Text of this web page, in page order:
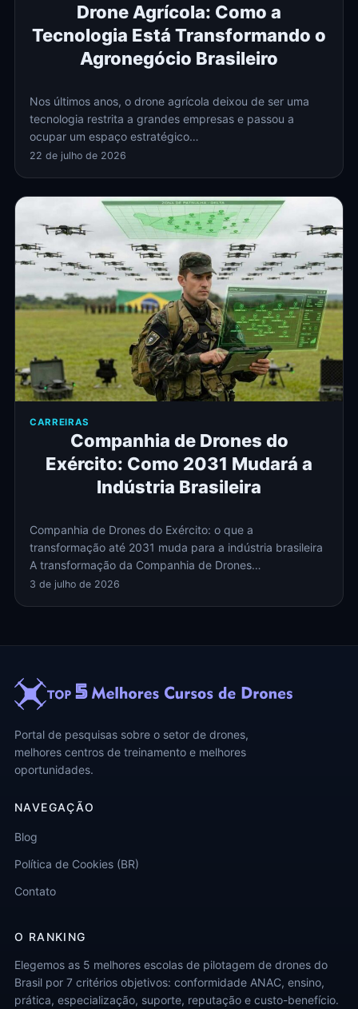
Drone Agrícola: Como a
Tecnologia Está Transformando o
Agronegócio Brasileiro
Nos últimos anos, o drone agrícola deixou de ser uma
tecnologia restrita a grandes empresas e passou a
ocupar um espaço estratégico…
22 de julho de 2026
CARREIRAS
Companhia de Drones do
Exército: Como 2031 Mudará a
Indústria Brasileira
Companhia de Drones do Exército: o que a
transformação até 2031 muda para a indústria brasileira
A transformação da Companhia de Drones…
3 de julho de 2026
Portal de pesquisas sobre o setor de drones,
melhores centros de treinamento e melhores
oportunidades.
NAVEGAÇÃO
Blog
Política de Cookies (BR)
Contato
O RANKING
Elegemos as 5 melhores escolas de pilotagem de drones do
Brasil por 7 critérios objetivos: conformidade ANAC, ensino,
prática, especialização, suporte, reputação e custo-benefício.